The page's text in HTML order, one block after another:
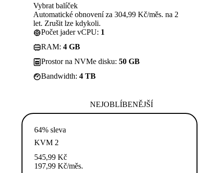
Vybrat balíček
Automatické obnovení za 304,99 Kč/měs. na 2
let. Zrušit lze kdykoli.
Počet jader vCPU: 1
RAM: 4 GB
Prostor na NVMe disku: 50 GB
Bandwidth: 4 TB
NEJOBLÍBENĚJŠÍ
64% sleva
KVM 2
545,99 Kč
197,99 Kč/měs.